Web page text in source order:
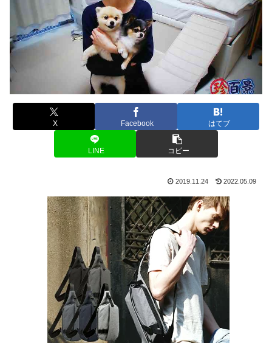
X Facebook はてブ
LINE コピー
2019.11.24 2022.05.09